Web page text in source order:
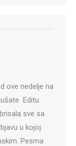
ove nedelje na
Editu
sve sa
u kojoj
Pesma